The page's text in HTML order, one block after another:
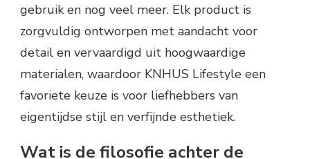
gebruik en nog veel meer. Elk product is
zorgvuldig ontworpen met aandacht voor
detail en vervaardigd uit hoogwaardige
materialen, waardoor KNHUS Lifestyle een
favoriete keuze is voor liefhebbers van
eigentijdse stijl en verfijnde esthetiek.
Wat is de filosofie achter de